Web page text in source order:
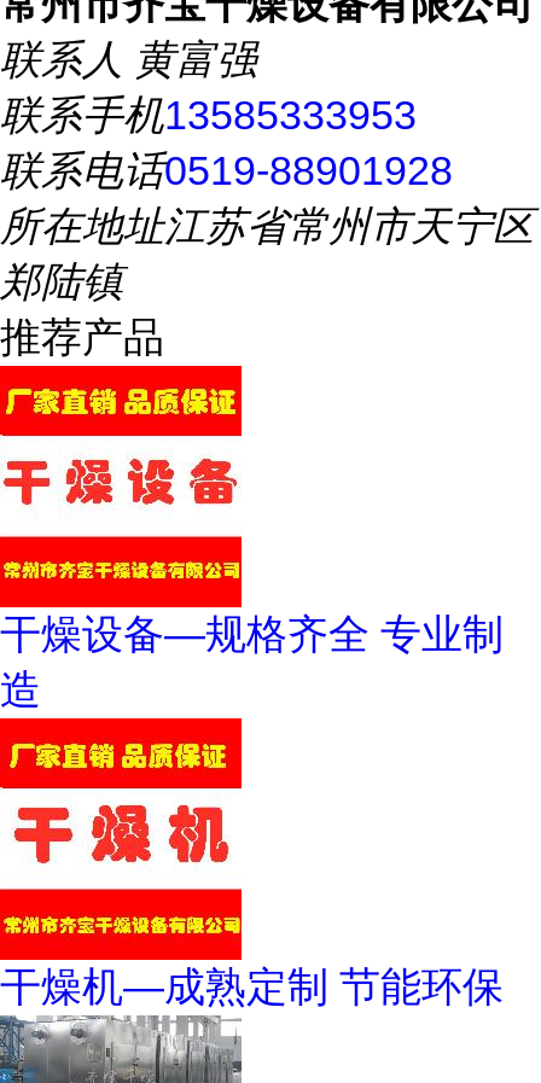
联系人 黄富强
联系手机13585333953
联系电话0519-88901928
所在地址江苏省常州市天宁区
郑陆镇
推荐产品
干燥设备—规格齐全 专业制
造
干燥机—成熟定制 节能环保